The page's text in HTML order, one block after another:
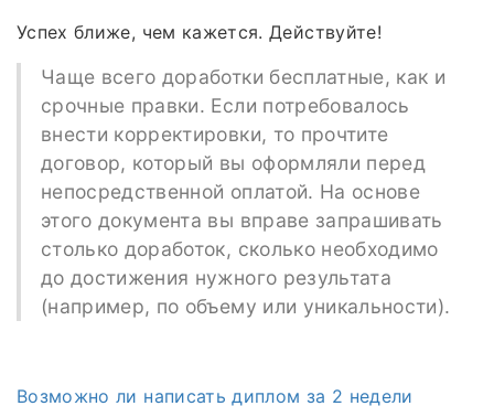
Успех ближе, чем кажется. Действуйте!
Чаще всего доработки бесплатные, как и
срочные правки. Если потребовалось
внести корректировки, то прочтите
договор, который вы оформляли перед
непосредственной оплатой. На основе
этого документа вы вправе запрашивать
столько доработок, сколько необходимо
до достижения нужного результата
(например, по объему или уникальности).
Возможно ли написать диплом за 2 недели